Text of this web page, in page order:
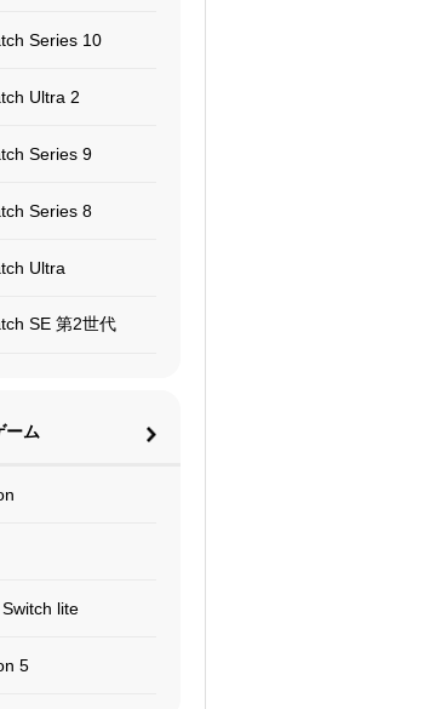
Series 10
Ultra 2
Series 9
Series 8
Ultra
SE 第2世代
ーム
lite
5